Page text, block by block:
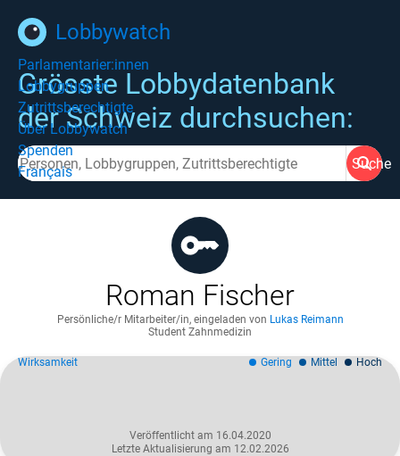
Lobbywatch
Parlamentarier:innen
Lobbygruppen
Zutrittsberechtigte
Über Lobbywatch
Spenden
Français
Grösste Lobbydatenbank
der Schweiz durchsuchen:
Suche
Roman Fischer
Persönliche/r Mitarbeiter/in, eingeladen von Lukas Reimann
Student Zahnmedizin
Veröffentlicht am 16.04.2020
Letzte Aktualisierung am 12.02.2026
Wirksamkeit Gering Mittel Hoch